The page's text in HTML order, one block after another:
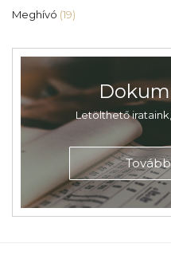
Meghívó (19)
Letölthető